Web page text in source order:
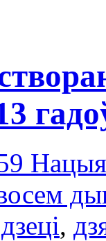
дзеці,